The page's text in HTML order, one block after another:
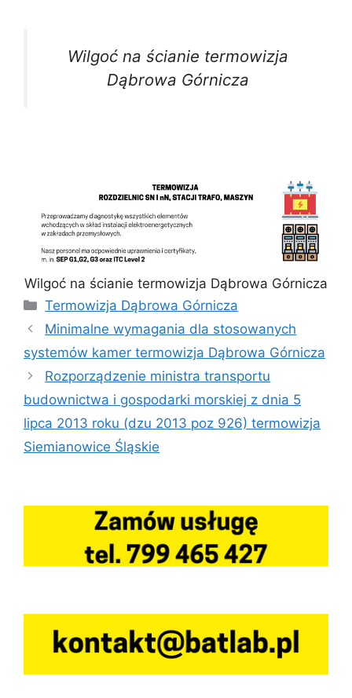
Wilgoć na ścianie termowizja
Dąbrowa Górnicza
Wilgoć na ścianie termowizja Dąbrowa Górnicza
Kategorie
Termowizja Dąbrowa Górnicza
Minimalne wymagania dla stosowanych
systemów kamer termowizja Dąbrowa Górnicza
Rozporządzenie ministra transportu
budownictwa i gospodarki morskiej z dnia 5
lipca 2013 roku (dzu 2013 poz 926) termowizja
Siemianowice Śląskie